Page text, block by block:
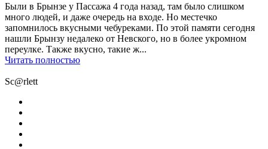
Были в Брынзе у Пассажа 4 года назад, там было слишком
много людей, и даже очередь на входе. Но местечко
запомнилось вкусными чебуреками. По этой памяти сегодня
нашли Брынзу недалеко от Невского, но в более укромном
переулке. Также вкусно, такие ж...
Читать полностью
Sc@rlett